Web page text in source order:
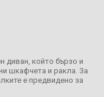
диван, който бързо и
шкафчета и ракла. За
е предвидено за